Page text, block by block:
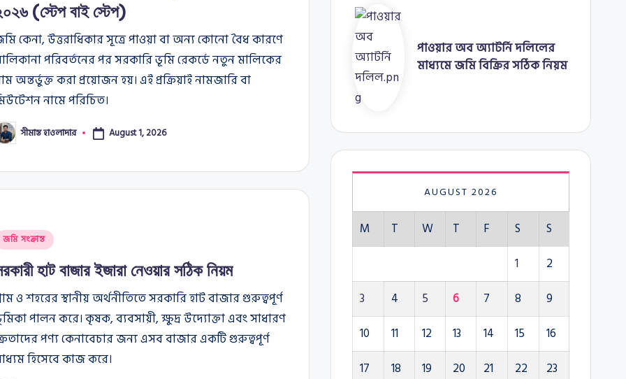
(স্টেপ বাই স্টেপ)
কেনা, উত্তরাধিকার সূত্রে পাওয়া বা অন্য কোনো বৈধ কারণে
পরিবর্তনের পর সরকারি ভূমি রেকর্ডে নতুন মালিকের
অন্তর্ভুক্ত করা প্রয়োজন হয়। এই প্রক্রিয়াই নামজারি বা
নামে পরিচিত।
সীমান্ত হাওলাদার August 1, 2026
জমি সংক্রান্ত
হাট বাজার ইজারা নেওয়ার সঠিক নিয়ম
ও শহরের স্থানীয় অর্থনীতিতে সরকারি হাট বাজার গুরুত্বপূর্ণ
পালন করে। কৃষক, ব্যবসায়ী, ক্ষুদ্র উদ্যোক্তা এবং সাধারণ
পণ্য কেনাবেচার জন্য এসব বাজার একটি গুরুত্বপূর্ণ
হিসেবে কাজ করে।
পাওয়ার অব অ্যাটর্নি দলিলের
মাধ্যমে জমি বিক্রির সঠিক নিয়ম
AUGUST 2026
M T W T F S
S
1
2
3
4 5 6 7 8
9
10
11 12 13 14 15
16
17
18 19 20 21 22
23